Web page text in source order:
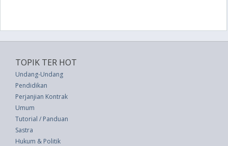
TOPIK TER HOT
Undang-Undang
Pendidikan
Perjanjian Kontrak
Umum
Tutorial / Panduan
Sastra
Hukum & Politik